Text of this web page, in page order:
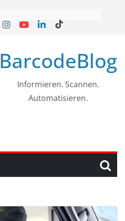
BarcodeBlog
Informieren. Scannen.
Automatisieren.